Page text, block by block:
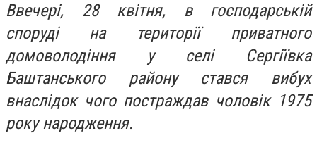
Ввечері, 28 квітня, в господарській
споруді на території приватного
домоволодіння у селі Сергіївка
Баштанського району стався вибух
внаслідок чого постраждав чоловік 1975
року народження.